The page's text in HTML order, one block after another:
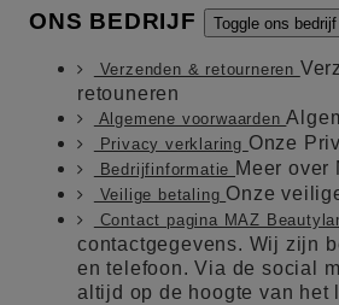
ONS BEDRIJF Toggle ons
Verzenden & retourneren
retouneren
Algemene voorwaarden
Privacy verklaring Onze
Bedrijfinformatie Meer over
Veilige betaling Onze
Contact pagina MAZ
contactgegevens. Wij zijn
en telefoon. Via de social
altijd op de hoogte van het